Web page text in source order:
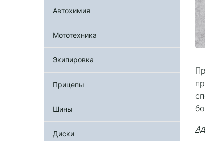
Автохимия
Мототехника
Экипировка
Прицепы
Шины
Диски